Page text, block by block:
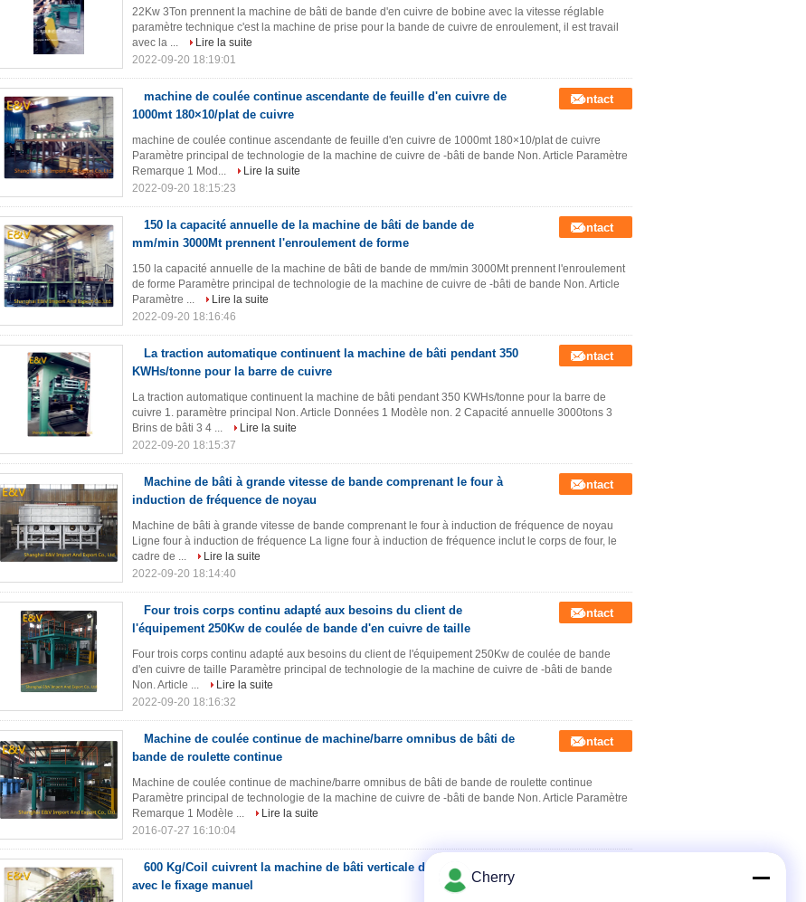
22Kw 3Ton prennent la machine de bâti de bande d'en cuivre de bobine avec la vitesse réglable
paramètre technique c'est la machine de prise pour la bande de cuivre de enroulement, il est travail
avec la ...
Lire la suite
2022-09-20 18:19:01
machine de coulée continue ascendante de feuille d'en cuivre de
1000mt 180×10/plat de cuivre
Contact
machine de coulée continue ascendante de feuille d'en cuivre de 1000mt 180×10/plat de cuivre
Paramètre principal de technologie de la machine de cuivre de -bâti de bande Non. Article Paramètre
Remarque 1 Mod...
Lire la suite
2022-09-20 18:15:23
150 la capacité annuelle de la machine de bâti de bande de
mm/min 3000Mt prennent l'enroulement de forme
Contact
150 la capacité annuelle de la machine de bâti de bande de mm/min 3000Mt prennent l'enroulement
de forme Paramètre principal de technologie de la machine de cuivre de -bâti de bande Non. Article
Paramètre ...
Lire la suite
2022-09-20 18:16:46
La traction automatique continuent la machine de bâti pendant 350
KWHs/tonne pour la barre de cuivre
Contact
La traction automatique continuent la machine de bâti pendant 350 KWHs/tonne pour la barre de
cuivre 1. paramètre principal Non. Article Données 1 Modèle non. 2 Capacité annuelle 3000tons 3
Brins de bâti 3 4 ...
Lire la suite
2022-09-20 18:15:37
Machine de bâti à grande vitesse de bande comprenant le four à
induction de fréquence de noyau
Contact
Machine de bâti à grande vitesse de bande comprenant le four à induction de fréquence de noyau
Ligne four à induction de fréquence La ligne four à induction de fréquence inclut le corps de four, le
cadre de ...
Lire la suite
2022-09-20 18:14:40
Four trois corps continu adapté aux besoins du client de
l'équipement 250Kw de coulée de bande d'en cuivre de taille
Contact
Four trois corps continu adapté aux besoins du client de l'équipement 250Kw de coulée de bande
d'en cuivre de taille Paramètre principal de technologie de la machine de cuivre de -bâti de bande
Non. Article ...
Lire la suite
2022-09-20 18:16:32
Machine de coulée continue de machine/barre omnibus de bâti de
bande de roulette continue
Contact
Machine de coulée continue de machine/barre omnibus de bâti de bande de roulette continue
Paramètre principal de technologie de la machine de cuivre de -bâti de bande Non. Article Paramètre
Remarque 1 Modèle ...
Lire la suite
2016-07-27 16:10:04
600 Kg/Coil cuivrent la machine de bâti verticale de barre 250Kw
avec le fixage manuel
Cherry